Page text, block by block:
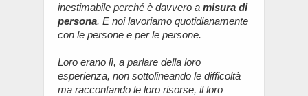
inestimabile perché è davvero a misura di
persona. E noi lavoriamo quotidianamente
con le persone e per le persone.
Loro erano lì, a parlare della loro
esperienza, non sottolineando le difficoltà
ma raccontando le loro risorse, il loro